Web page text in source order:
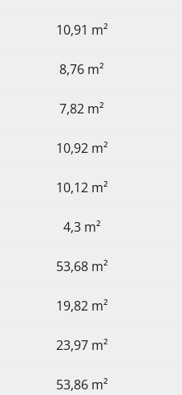
10,91 m²
8,76 m²
7,82 m²
10,92 m²
10,12 m²
4,3 m²
53,68 m²
19,82 m²
23,97 m²
53,86 m²